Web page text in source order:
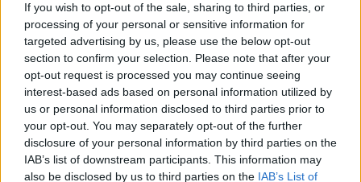
If you wish to opt-out of the sale, sharing to third parties, or
processing of your personal or sensitive information for
targeted advertising by us, please use the below opt-out
section to confirm your selection. Please note that after your
opt-out request is processed you may continue seeing
interest-based ads based on personal information utilized by
us or personal information disclosed to third parties prior to
your opt-out. You may separately opt-out of the further
disclosure of your personal information by third parties on the
IAB’s list of downstream participants. This information may
also be disclosed by us to third parties on the IAB’s List of
Kërcënim me bombë në
Milano, gjashtë qendra
tregtare zbrazen pas
mesazhit me email
SHBA ndal përkohësisht
avokadot nga Meksika
pas arrestimit të krerëve
të grupeve kriminale